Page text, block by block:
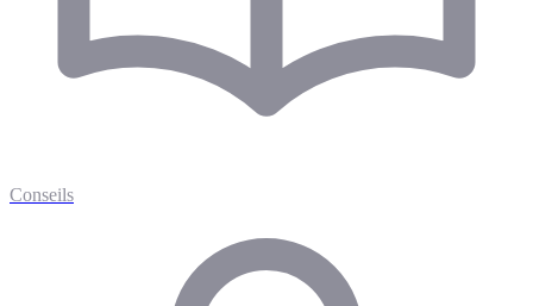
Conseils